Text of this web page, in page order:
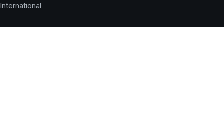
International
LE JOURNAL